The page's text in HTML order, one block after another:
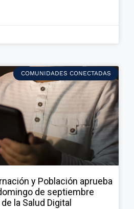
COMUNIDADES CONECTADAS
y Población aprueba
de septiembre
la Salud Digital